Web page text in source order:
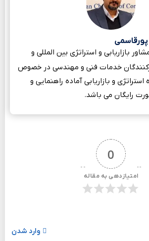
بازاریابی و استراتژی بین المللی و
خدمات فنی و مهندسی در خصوص
و بازاریابی آماده راهنمایی و
رایگان می باشد.
0
امتیازدهی به مقاله
وارد شدن